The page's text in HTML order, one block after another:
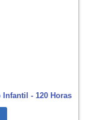
- 120 Horas